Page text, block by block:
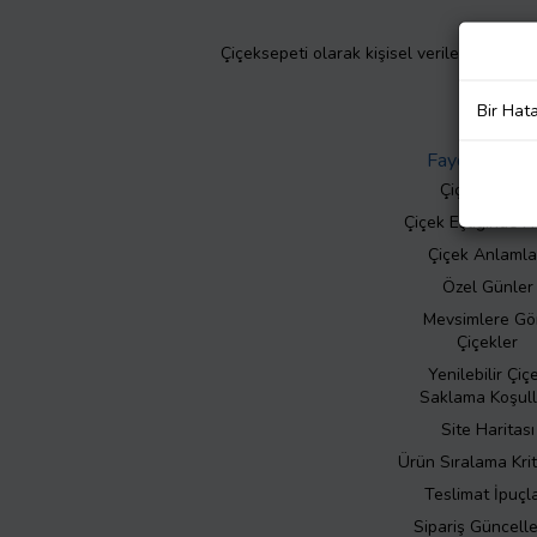
Çiçeksepeti olarak kişisel verilerinizin
Faydalı Bilgiler
Çiçek Bakımı
Çiçek Eşliğinde
Çiçek
Özel Günler
Mevsimlere
Çiçekler
Yenilebilir
Saklama
Site Haritası
Ürün Sıralama
Teslimat
Sipariş
Bir